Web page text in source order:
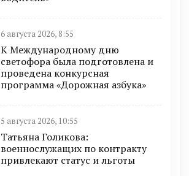
6 августа 2026, 8:55
К Международному дню
светофора была подготовлена и
проведена конкурсная
программа «Дорожная азбука»
5 августа 2026, 10:55
Татьяна Голикова:
военнослужащих по контракту
привлекают статус и льготы